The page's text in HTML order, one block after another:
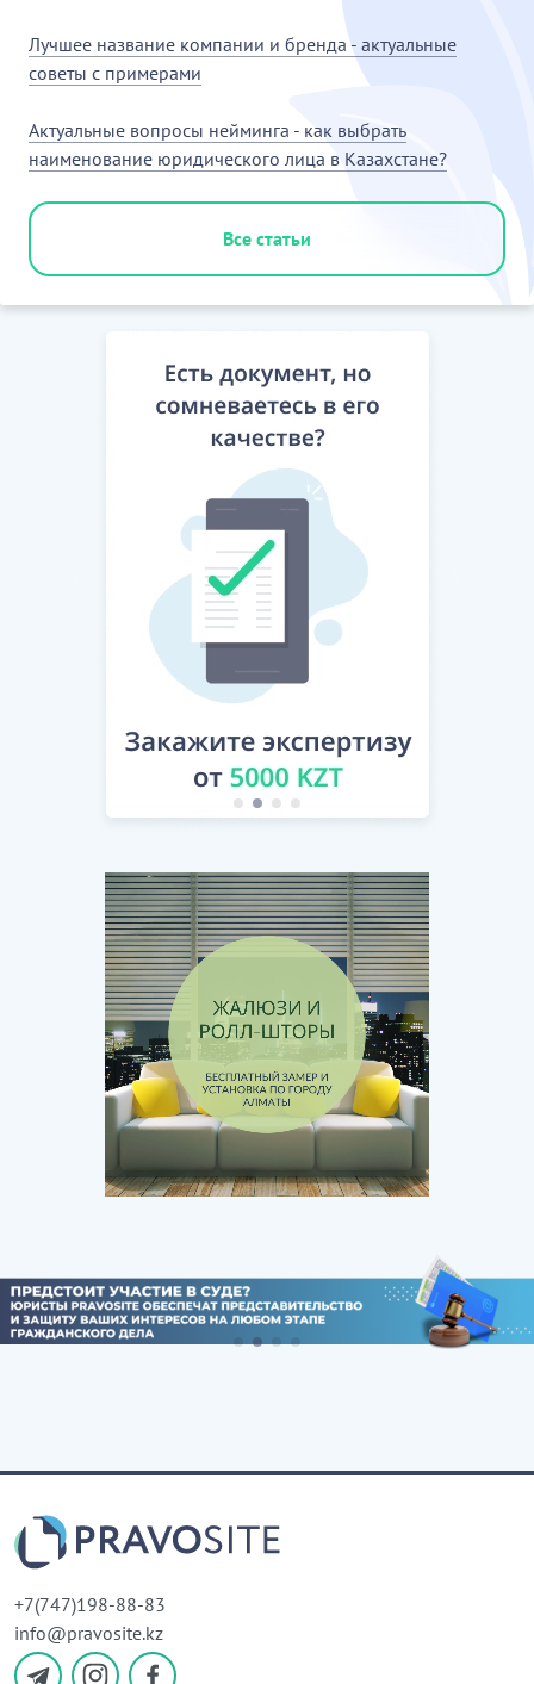
досудебному урегулированию споров и
разногласий, вытекающих из настоящего договора,
путем проведения переговоров, переписки и
…………………………
11. УВЕДОМЛЕНИЯ И ИЗВЕЩЕНИЯ
направляться Сторонами друг другу в письменной
форме за подписью уполномоченного
представителя направляющей Стороны одним или
несколькими из перечисленных способов:........
…………………………
[Скрытый текст. Полная версия доступна после
скачивания]
12. СРОК ДЕЙСТВИЯ, УСЛОВИЯ ИЗМЕНЕНИЯ И
РАСТОРЖЕНИЯ ДОГОВОРА
12.1. Настоящий договор вступает в силу с даты его
подписания уполномоченными представителями
Сторон, указанной на первой странице настоящего
договора, и действует до полного исполнения
Сторонами обязательств по нему.
[Скрытый текст. Полная версия доступна после
скачивания]
13. ЗАКЛЮЧИТЕЛЬНЫЕ ПОЛОЖЕНИЯ
13.1. Множественность копий и язык договора.
Настоящий договор составлен по обоюдному
согласию Сторон на русском языке в двух
подлинных экземплярах, имеющих равную
юридическую силу, подписан и вручен по одному
экземпляру каждой из Сторон. Вся относящаяся к
настоящему договору переписка и другая
составляется на казахском и/или русском языках.
…………………………
[Скрытый текст. Полная версия доступна после
Лучшее название компании и бренда - актуальные
советы с примерами
Актуальные вопросы нейминга - как выбрать
наименование юридического лица в Казахстане?
Все статьи
+7(747)198-88-83
info@pravosite.kz